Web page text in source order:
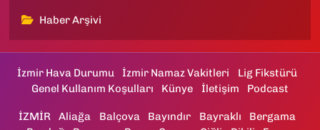
Haber Arşivi
İzmir Hava Durumu İzmir Namaz Vakitleri
Lig Fikstürü
Genel Kullanım Koşulları
Künye İletişim Podcast
İZMİR Aliağa Balçova Bayındır Bayraklı
Bergama